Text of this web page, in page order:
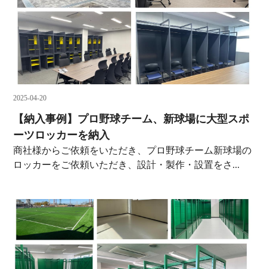
2025-04-20
【納入事例】プロ野球チーム、新球場に大型スポ
ーツロッカーを納入
商社様からご依頼をいただき、プロ野球チーム新球場の
ロッカーをご依頼いただき、設計・製作・設置をさ...